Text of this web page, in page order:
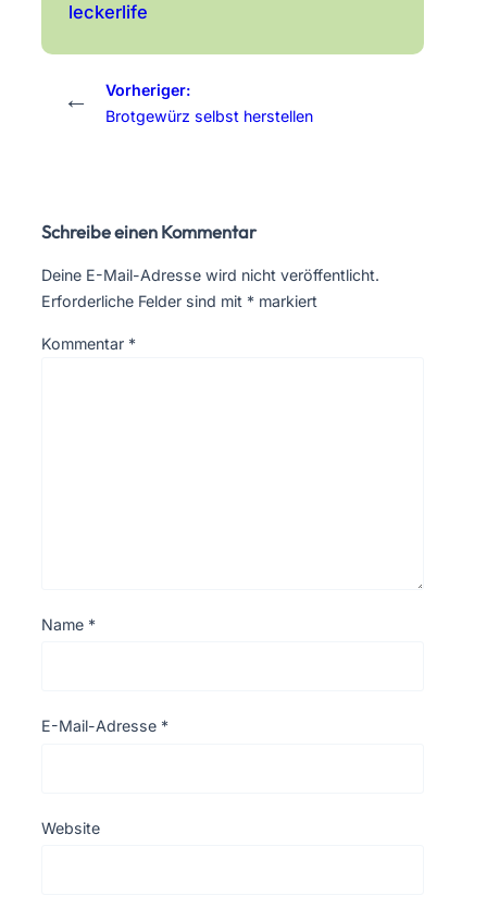
leckerlife
←
Vorheriger:
Brotgewürz selbst herstellen
Schreibe einen Kommentar
Deine E-Mail-Adresse wird nicht veröffentlicht.
Erforderliche Felder sind mit * markiert
Kommentar *
Name *
E-Mail-Adresse *
Website